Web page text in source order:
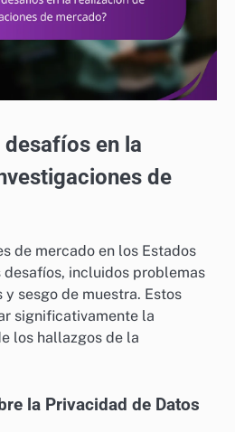
desafíos en la
de
de mercado en los Estados
desafíos, incluidos problemas
sesgo de muestra. Estos
significativamente la
los hallazgos de la
la Privacidad de Datos